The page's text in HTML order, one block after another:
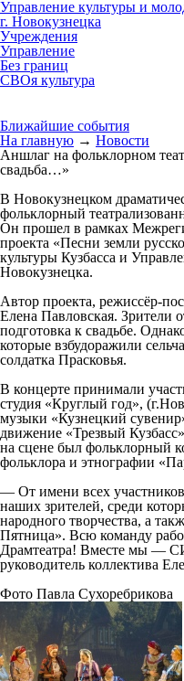
Управление культуры и
г. Новокузнецка
Учреждения
Управление
Без границ
СВОя культура
Ближайшие события
На главную → Новости
Аншлаг на фольклорном
свадьба…»
В Новокузнецком
фольклорный
Он прошел в рамках
проекта «Песни земли
культуры Кузбасса и
Новокузнецка.
Автор проекта, режиссёр-
Елена Павловская. Зрители
подготовка к свадьбе.
которые взбудоражили
солдатка Прасковья.
В концерте принимали
студия «Круглый год»,
музыки «Кузнецкий
движение «Трезвый
на сцене был фольклорный
фольклора и этнографии
— От имени всех
наших зрителей, среди
народного творчества, а
Пятница». Всю команду
Драмтеатра! Вместе мы —
руководитель коллектива
Фото Павла Сухоребрикова